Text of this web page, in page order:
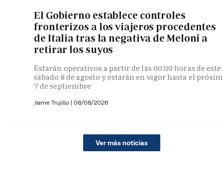
El Gobierno establece controles
fronterizos a los viajeros procedentes
de Italia tras la negativa de Meloni a
retirar los suyos
Estarán operativos a partir de las 00:00 horas de este
sábado 8 de agosto y estarán en vigor hasta el
7 de septiembre
Jaime Trujillo | 08/08/2026
Ver más noticias